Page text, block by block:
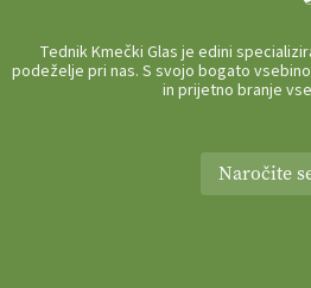
Tednik Kmečki Glas je edini
podeželje pri nas. S svojo bogato
in prijetno branje
Naročite